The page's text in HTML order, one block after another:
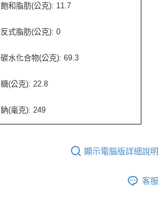
飽和脂肪(公克): 11.7
反式脂肪(公克): 0
碳水化合物(公克): 69.3
糖(公克): 22.8
鈉(毫克): 249
顯示電腦版詳細說明
客服